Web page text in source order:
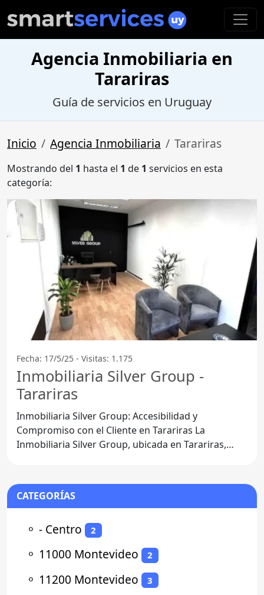
Agencia Inmobiliaria en
Tarariras
Guía de servicios en Uruguay
Inicio Agencia Inmobiliaria Tarariras
Mostrando del 1 hasta el 1 de 1 servicios en esta
categoría:
Fecha: 17/5/25 - Visitas: 1.175
Inmobiliaria Silver Group -
Tarariras
Inmobiliaria Silver Group: Accesibilidad y
Compromiso con el Cliente en Tarariras La
Inmobiliaria Silver Group, ubicada en Tarariras,
CATEGORÍAS
⚬ - Centro 2
⚬ 11000 Montevideo 2
⚬ 11200 Montevideo 3